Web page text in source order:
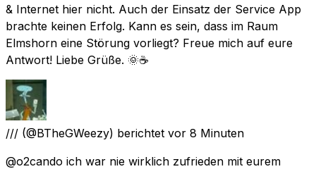
& Internet hier nicht. Auch der Einsatz der Service App
brachte keinen Erfolg. Kann es sein, dass im Raum
Elmshorn eine Störung vorliegt? Freue mich auf eure
Antwort! Liebe Grüße. 🌞☕
/// (@BTheGWeezy) berichtet vor 8 Minuten
@o2cando ich war nie wirklich zufrieden mit eurem